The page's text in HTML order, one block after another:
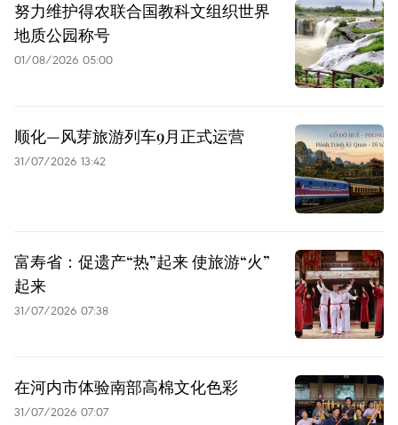
努力维护得农联合国教科文组织世界
地质公园称号
01/08/2026 05:00
顺化—风芽旅游列车9月正式运营
31/07/2026 13:42
富寿省：促遗产“热”起来 使旅游“火”
起来
31/07/2026 07:38
在河内市体验南部高棉文化色彩
31/07/2026 07:07